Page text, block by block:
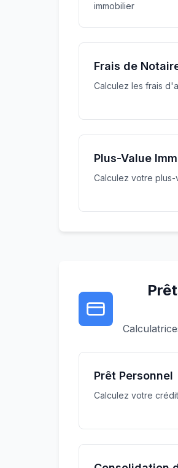
immobilier
Frais de
Calculez les frais
Plus-Value
Calculez votre plus-
Prêt Personnel
Calculez votre